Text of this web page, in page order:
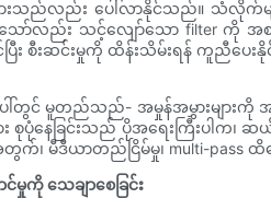
ည်လည်း ပေါ်လာနိုင်သည်။ သံလိုက်မျ
လည်း သင့်လျော်သော filter ကို အစ
ပြီး စီးဆင်းမှုကို ထိန်းသိမ်းရန် ကူညီ
ပေါ်တွင် မူတည်သည်- အမှုန်အမွှားများ
း စုပုံနေခြင်းသည် ပိုအရေးကြီး
တွက်၊ မီဒီယာတည်ငြိမ်မှု၊ multi-
မှုကို သေချာစေခြင်း